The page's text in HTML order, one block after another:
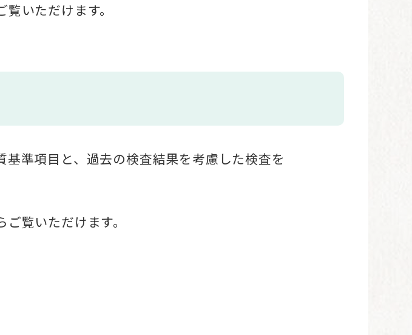
いただけます。
準項目と、過去の検査結果を考慮した検査を
覧いただけます。